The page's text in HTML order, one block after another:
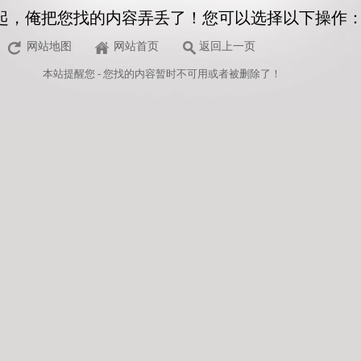
，俺把您找的内容弄丢了！您可以选择以下操作
网站地图 网站首页 返回上一页
本站提醒您 - 您找的内容暂时不可用或者被删除了！